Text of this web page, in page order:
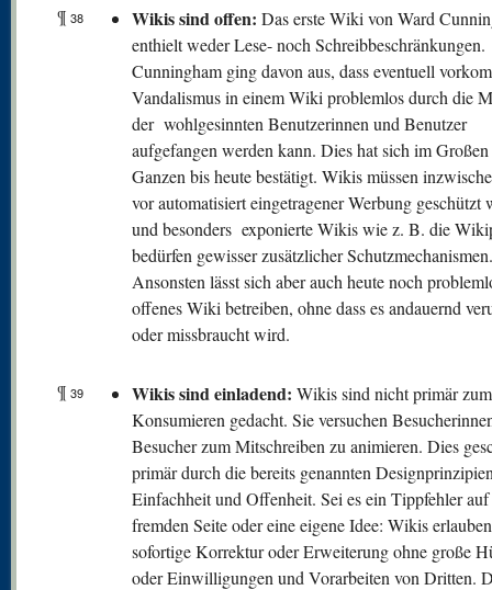
¶ 38 Wikis sind offen: Das erste Wiki von Ward
enthielt weder Lese- noch Schreibbeschränkungen.
Cunningham ging davon aus, dass eventuell
Vandalismus in einem Wiki problemlos durch die
der wohlgesinnten Benutzerinnen und Benutzer
aufgefangen werden kann. Dies hat sich im
Ganzen bis heute bestätigt. Wikis müssen
vor automatisiert eingetragener Werbung geschützt
und besonders exponierte Wikis wie z. B. die
bedürfen gewisser zusätzlicher Schutzmechanismen.
Ansonsten lässt sich aber auch heute noch
offenes Wiki betreiben, ohne dass es andauernd
oder missbraucht wird.
¶ 39 Wikis sind einladend: Wikis sind nicht primär
Konsumieren gedacht. Sie versuchen
Besucher zum Mitschreiben zu animieren. Dies
primär durch die bereits genannten
Einfachheit und Offenheit. Sei es ein Tippfehler auf
fremden Seite oder eine eigene Idee: Wikis
sofortige Korrektur oder Erweiterung ohne große
oder Einwilligungen und Vorarbeiten von Dritten.